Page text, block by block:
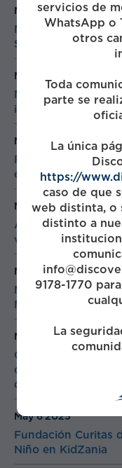
servicios de
WhatsApp o
otros
Toda
parte se
La única
https://
caso de que
web distinta, o
distinto a
9178-1770
La
Más de 11 mil
Summit 2025
May 282025
Momento
incertidumbre
May 19
Fundación Traxión
educativo en
May 16 2025
AJEMEX y
valores a niñez
May 152025
Niñas y niños de
Monterrey
May 15 2025
Quálitas y
colaboración
del seguro entre
May 6 2025
Fundación Curitas
Niño en KidZania
May 62025